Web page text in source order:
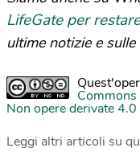
LifeGate per
ultime notizie e
Non opere derivate
Leggi altri articoli su